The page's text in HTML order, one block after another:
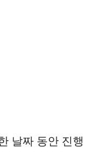
날짜 동안 진행